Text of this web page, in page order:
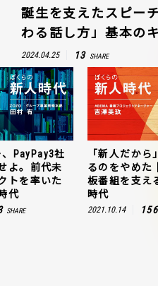
誕生を支えたスピー
わる話し方」基本のキ
2024.04.25 13 SHARE
PayPay3社
よ。前代未
トを率いた
代
SHARE
「新人だから
るのをやめた
板番組を支え
時代
2021.10.14 156